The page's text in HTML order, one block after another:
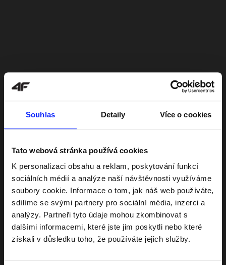
Souhlas Detaily Více o cookies
Tato webová stránka používá cookies
K personalizaci obsahu a reklam, poskytování funkcí
sociálních médií a analýze naší návštěvnosti využíváme
soubory cookie. Informace o tom, jak náš web používáte,
sdílíme se svými partnery pro sociální média, inzerci a
analýzy. Partneři tyto údaje mohou zkombinovat s
dalšími informacemi, které jste jim poskytli nebo které
získali v důsledku toho, že používáte jejich služby.